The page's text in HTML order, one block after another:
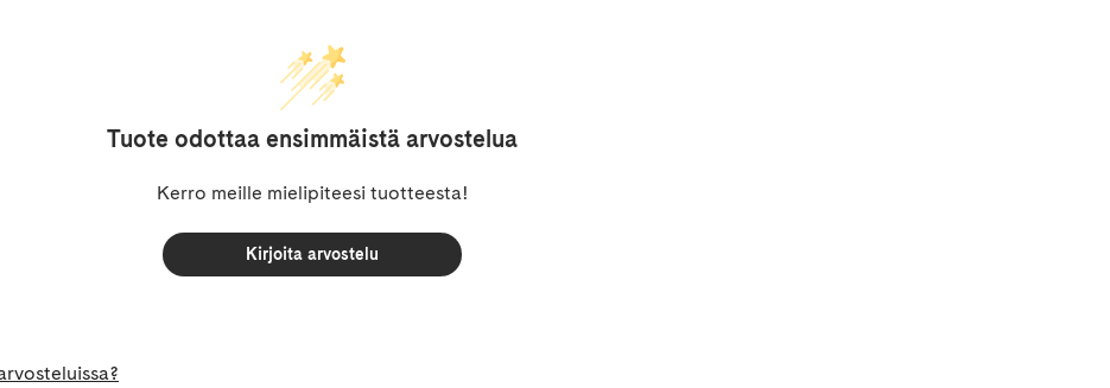
Tuote odottaa ensimmäistä arvostelua
Kerro meille mielipiteesi tuotteesta!
Kirjoita arvostelu